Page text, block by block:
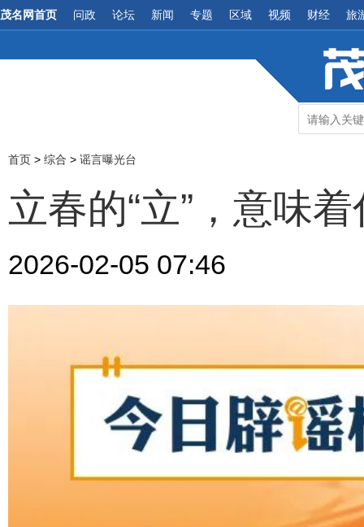
茂名网首页 问政 论坛 新闻 专题 区域 视频 财经 旅
首页 > 综合 > 谣言曝光台
立春的“立”，意味
2026-02-05 07:46